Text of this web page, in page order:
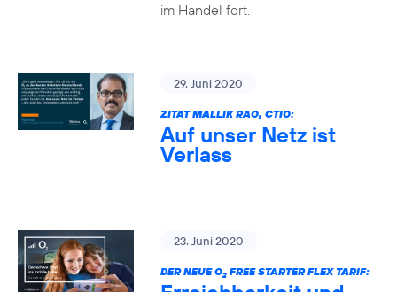
im Handel fort.
29. Juni 2020
ZITAT MALLIK RAO, CTIO:
Auf unser Netz ist
Verlass
23. Juni 2020
DER NEUE O2FREE STARTER FLEX TARIF: